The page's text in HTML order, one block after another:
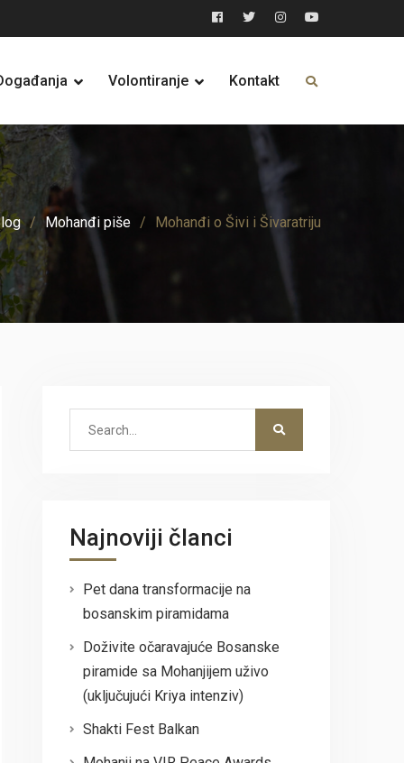
Facebook
TwitterInstagram
YouTube
Volontiranje Kontakt
Mohanđi piše Mohanđi o Šivi i Šivaratriju
Najnoviji članci
Pet dana transformacije na
bosanskim piramidama
Doživite očaravajuće Bosanske
piramide sa Mohanjijem uživo
(uključujući Kriya intenziv)
Shakti Fest Balkan